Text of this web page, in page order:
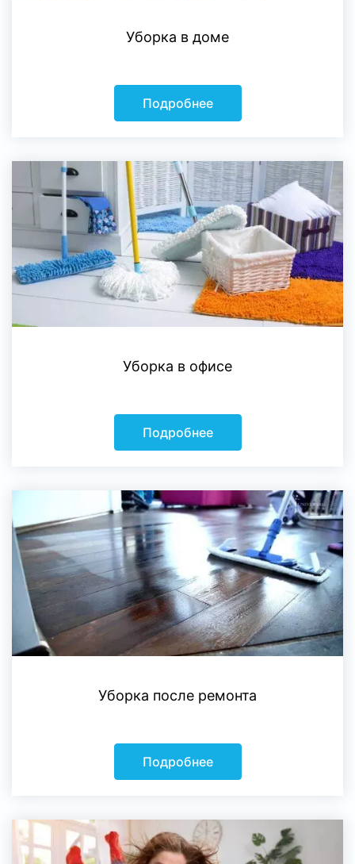
Уборка в доме
Подробнее
Уборка в офисе
Подробнее
Уборка после ремонта
Подробнее